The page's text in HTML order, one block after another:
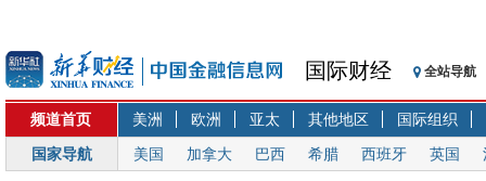
国际财经 全站导航
频道首页 美洲 欧洲 亚太 其他地区
国际组织
国家导航
美国 加拿大 巴西 希腊 西班牙 英国